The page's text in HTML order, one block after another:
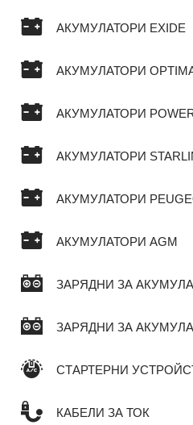
АКУМУЛАТОРИ EXIDE
АКУМУЛАТОРИ
АКУМУЛАТОРИ
АКУМУЛАТОРИ
АКУМУЛАТОРИ
АКУМУЛАТОРИ AGM
ЗАРЯДНИ ЗА
ЗАРЯДНИ ЗА
СТАРТЕРНИ
КАБЕЛИ ЗА ТОК